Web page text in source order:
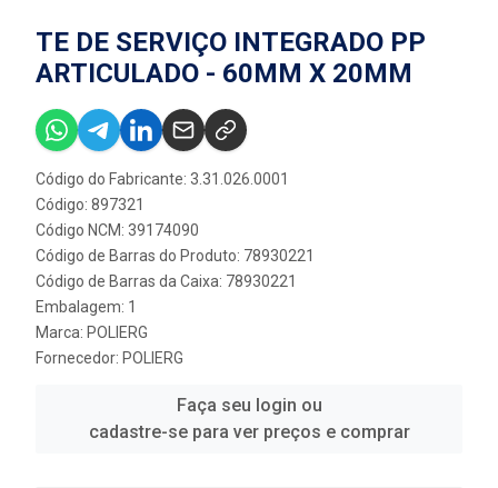
TE DE SERVIÇO INTEGRADO PP
ARTICULADO - 60MM X 20MM
Código do Fabricante: 3.31.026.0001
Código: 897321
Código NCM: 39174090
Código de Barras do Produto: 78930221
Código de Barras da Caixa: 78930221
Embalagem: 1
Marca: POLIERG
Fornecedor: POLIERG
Faça seu login ou
cadastre-se para ver preços e comprar